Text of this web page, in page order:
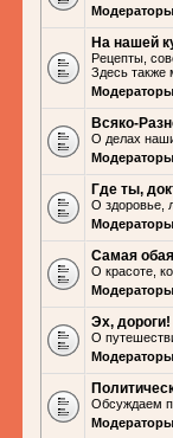
На нашей
Рецепты,
Здесь также
Всяко-
О делах
Где ты,
О здоровье,
Самая
О красоте,
Эх, дороги!
О
Обсуждаем